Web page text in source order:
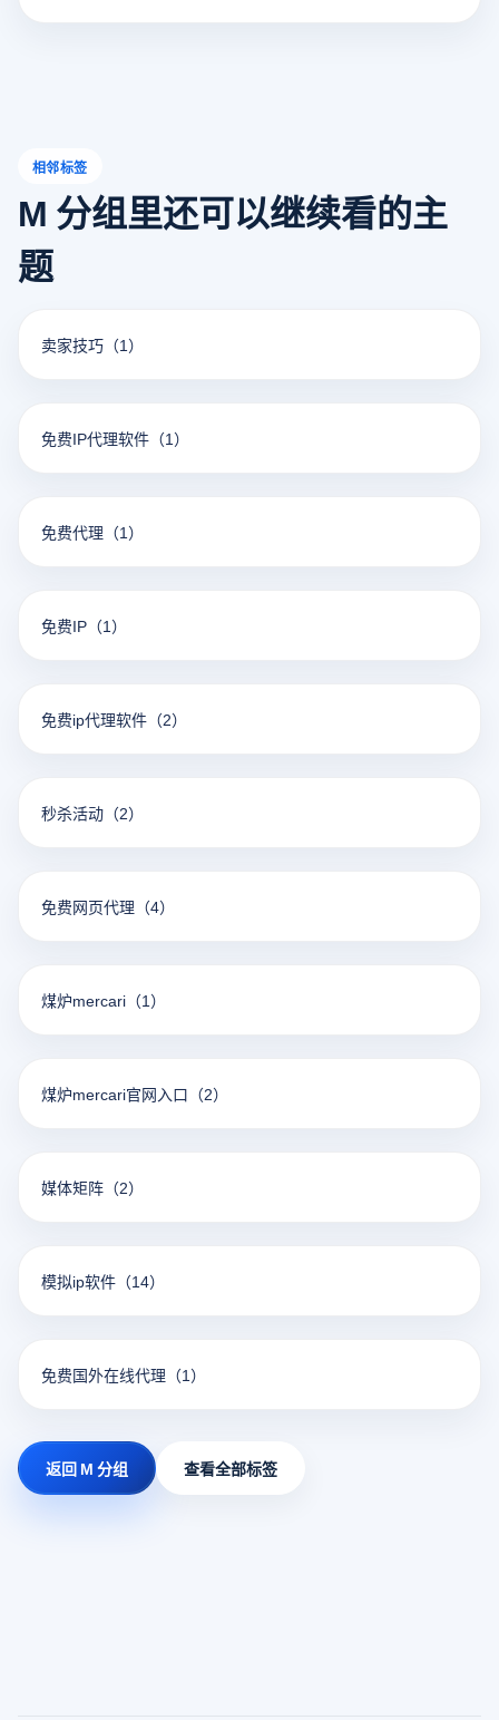
相邻标签
M 分组里还可以继续看的主
题
卖家技巧 （1）
免费IP代理软件 （1）
免费代理 （1）
免费IP （1）
免费ip代理软件 （2）
秒杀活动 （2）
免费网页代理 （4）
煤炉mercari （1）
煤炉mercari官网入口 （2）
媒体矩阵 （2）
模拟ip软件 （14）
免费国外在线代理 （1）
返回 M 分组 查看全部标签